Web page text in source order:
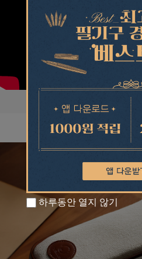
하루동안 열지 않기